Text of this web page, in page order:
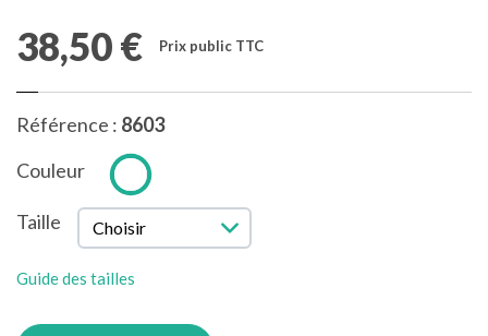
38,50 € Prix public TTC
Référence : 8603
Couleur
Taille
Guide des tailles